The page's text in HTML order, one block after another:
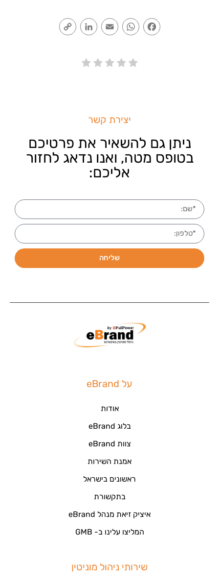
Facebook
WhatsApp
Email
LinkedIn
יצירת קשר
ניתן גם להשאיר את פרטיכם
בטופס מטה, ואנו נדאג לחזור
אליכם:
שליחה
על eBrand
אודות
בלוג eBrand
צוות eBrand
אמנת השירות
ראשונים בישראל
בתקשורת
איציק זיאת מנהל eBrand
המליצו עלינו ב- GMB
שירותי ניהול מוניטין